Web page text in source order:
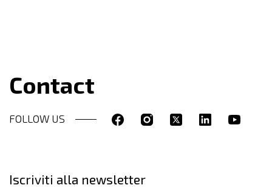
Contact
FOLLOW US
Iscriviti alla newsletter